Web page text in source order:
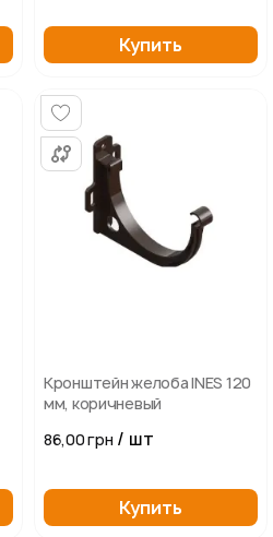
Купить
Кронштейн желоба INES 120
мм, коричневый
86,00 грн / шт
Купить